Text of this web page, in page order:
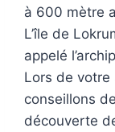
à 600 mètre
L’île de
appelé
Lors de votre
conseillons
découverte